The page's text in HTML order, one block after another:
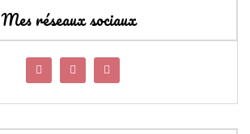
Mes réseaux sociaux